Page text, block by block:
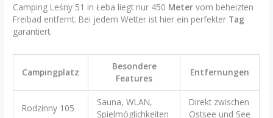
Camping Leśny 51 in Łeba liegt nur 450 Meter vom beheizten
Freibad entfernt. Bei jedem Wetter ist hier ein perfekter Tag
garantiert.
Campingplatz
Besondere
Features
Entfernungen
Rodzinny 105
Sauna, WLAN,
Spielmöglichkeiten
Direkt zwischen
Ostsee und See